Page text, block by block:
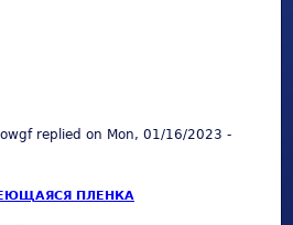
replied on Mon, 01/16/2023 -
ПЛЕНКА